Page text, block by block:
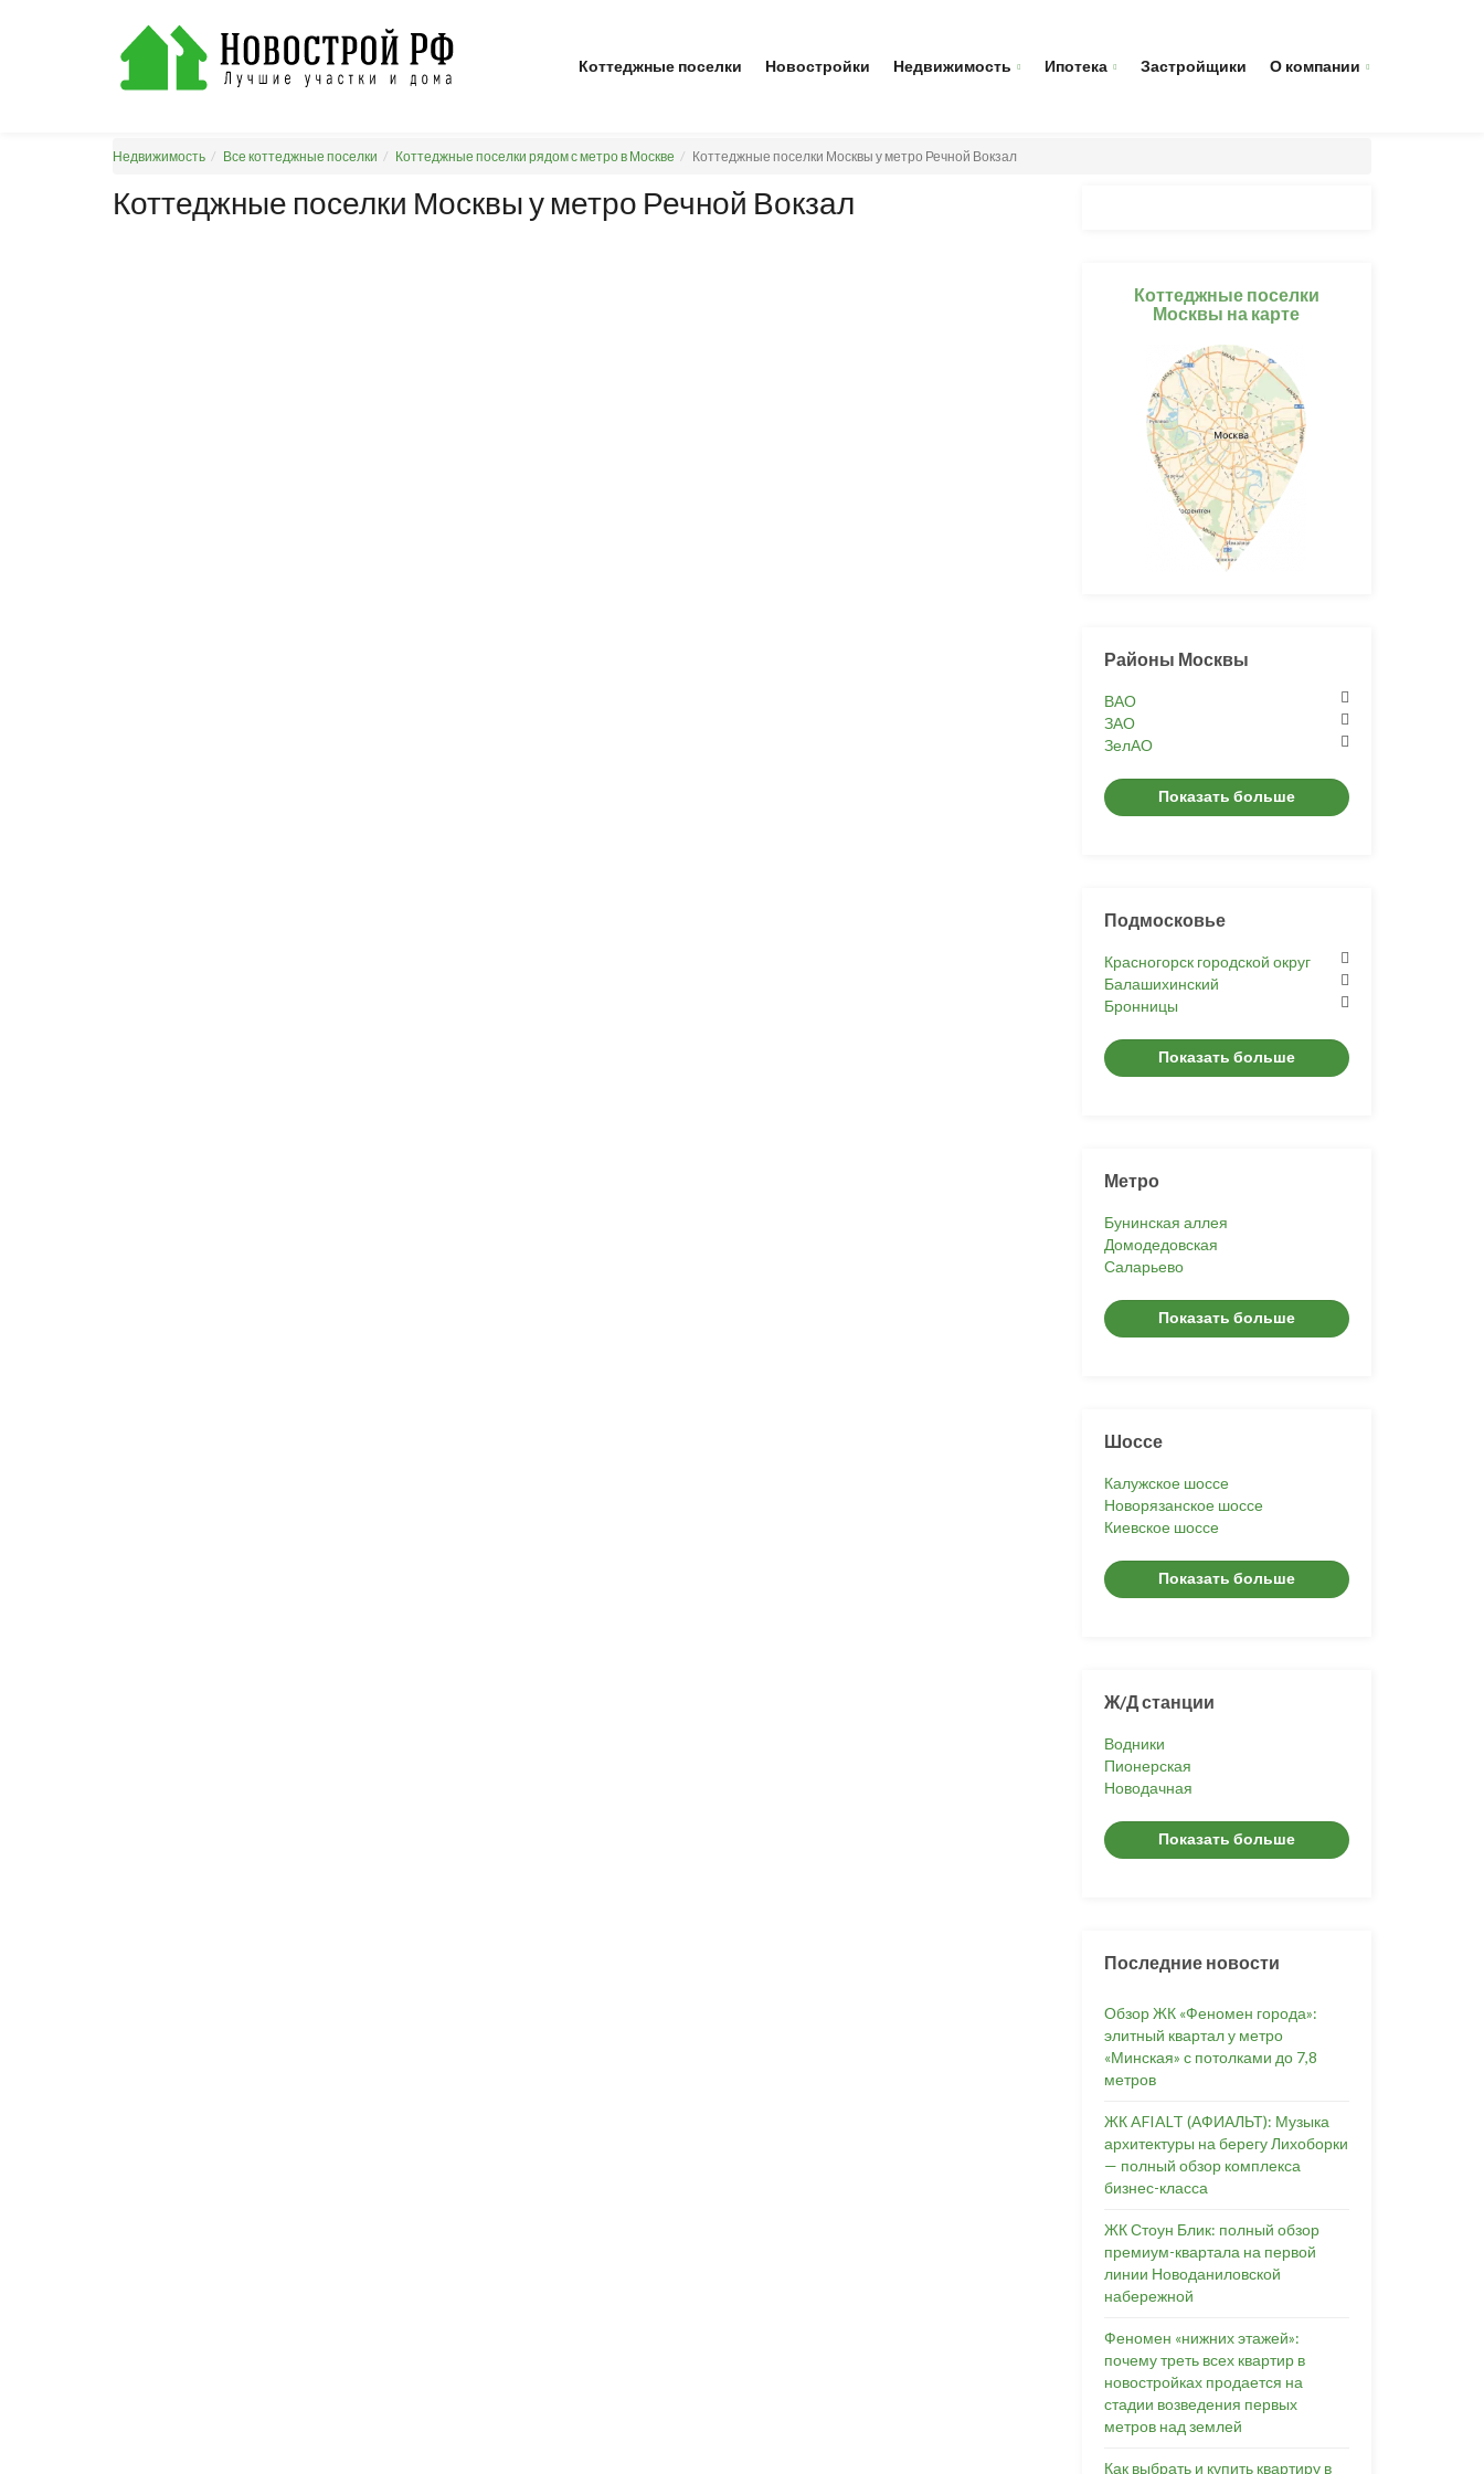
Коттеджные поселки Новостройки Недвижимость Ипотека Застройщики О компании
Недвижимость Все коттеджные поселки Коттеджные поселки рядом с метро в Москве Коттеджные поселки Москвы у метро Речной Вокзал
Коттеджные поселки Москвы у метро Речной Вокзал
Коттеджные поселки
Москвы на карте
Районы Москвы
ВАО
ЗАО
ЗелАО
Показать больше
Подмосковье
Красногорск городской округ
Балашихинский
Бронницы
Показать больше
Метро
Бунинская аллея
Домодедовская
Саларьево
Показать больше
Шоссе
Калужское шоссе
Новорязанское шоссе
Киевское шоссе
Показать больше
Ж/Д станции
Водники
Пионерская
Новодачная
Показать больше
Последние новости
Обзор ЖК «Феномен города»:
элитный квартал у метро
«Минская» с потолками до 7,8
метров
ЖК AFIALT (АФИАЛЬТ): Музыка
архитектуры на берегу Лихоборки
— полный обзор комплекса
бизнес-класса
ЖК Стоун Блик: полный обзор
премиум-квартала на первой
линии Новоданиловской
набережной
Феномен «нижних этажей»:
почему треть всех квартир в
новостройках продается на
стадии возведения первых
метров над землей
Как выбрать и купить квартиру в